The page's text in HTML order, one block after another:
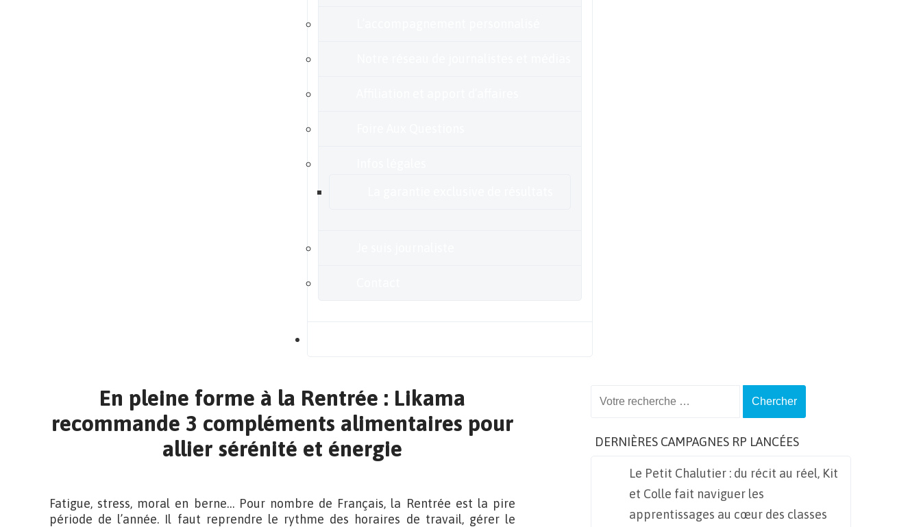
En pleine forme à la Rentrée : Likama
recommande 3 compléments alimentaires pour
allier sérénité et énergie
Fatigue, stress, moral en berne… Pour nombre de Français, la Rentrée est la pire
période de l’année. Il faut reprendre le rythme des horaires de travail, gérer le
DERNIÈRES CAMPAGNES RP LANCÉES
Le Petit Chalutier : du récit au réel, Kit
et Colle fait naviguer les
apprentissages au cœur des classes